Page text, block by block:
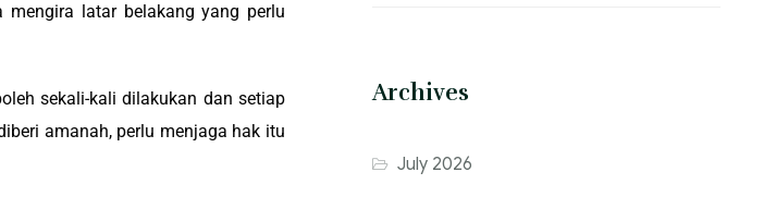
latar belakang yang perlu
sekali-kali dilakukan dan setiap
amanah, perlu menjaga hak itu
Archives
July 2026